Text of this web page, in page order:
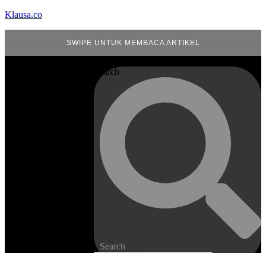
Klausa.co
SWIPE UNTUK MEMBACA ARTIKEL
Search
Search